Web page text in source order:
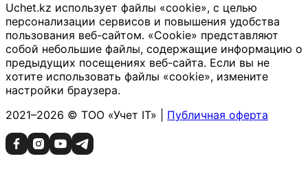
Uchet.kz использует файлы «cookie», с целью
персонализации сервисов и повышения удобства
пользования веб-сайтом. «Cookie» представляют
собой небольшие файлы, содержащие информацию о
предыдущих посещениях веб-сайта. Если вы не
хотите использовать файлы «cookie», измените
настройки браузера.
2021–2026 © ТОО «Учет IT» | Публичная оферта